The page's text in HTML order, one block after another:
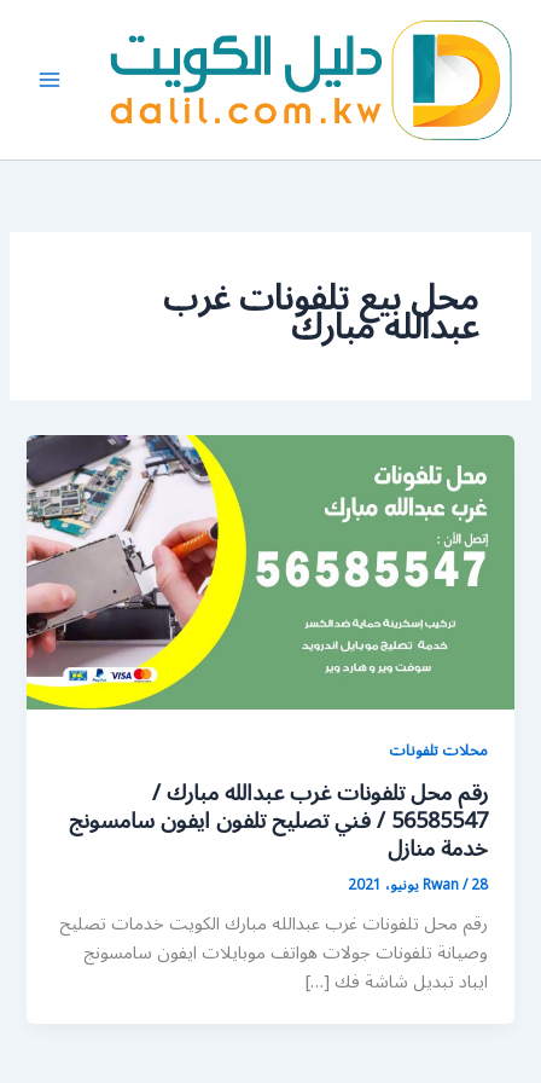
المحتوى
محل بيع تلفونات غرب
عبدالله مبارك
محلات تلفونات
رقم محل تلفونات غرب عبدالله مبارك /
56585547 / فني تصليح تلفون ايفون سامسونج
خدمة منازل
Rwan/28 يونيو، 2021
رقم محل تلفونات غرب عبدالله مبارك الكويت خدمات تصليح
وصيانة تلفونات جولات هواتف موبايلات ايفون سامسونج
ايباد تبديل شاشة فك […]